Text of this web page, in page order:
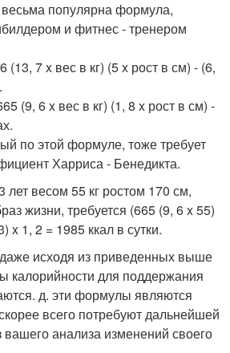
популярна формула,
и фитнес - тренером
7 x вес в кг) (5 x рост в см) - (6,
(9, 6 x вес в кг) (1, 8 x рост в см) -
по этой формуле, тоже требует
Харриса - Бенедикта.
весом 55 кг ростом 170 см,
жизни, требуется (665 (9, 6 x 55)
x 1, 2 = 1985 ккал в сутки.
даже исходя из приведенных выше
калорийности для поддержания
д. эти формулы являются
всего потребуют дальнейшей
вашего анализа изменений своего